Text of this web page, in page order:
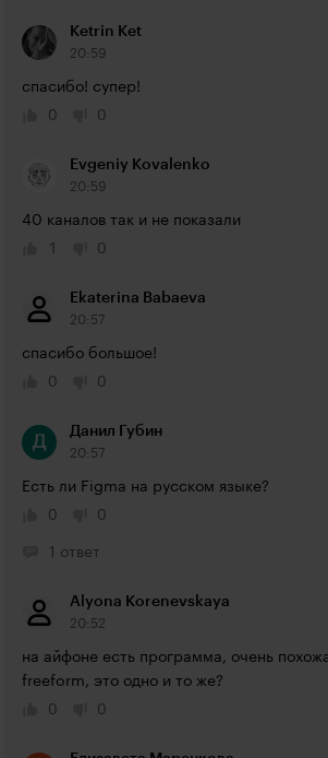
Ketrin Ket
20:59
спасибо! супер!
0
0
Evgeniy Kovalenko
20:59
40 каналов так и не показали
1
0
Ekaterina Babaeva
20:57
спасибо большое!
0
0
Данил Губин
20:57
Есть ли Figma на русском языке?
0
0
1 ответ
Alyona Korenevskaya
20:52
на айфоне есть программа, очень
freeform, это одно и то же?
0
0